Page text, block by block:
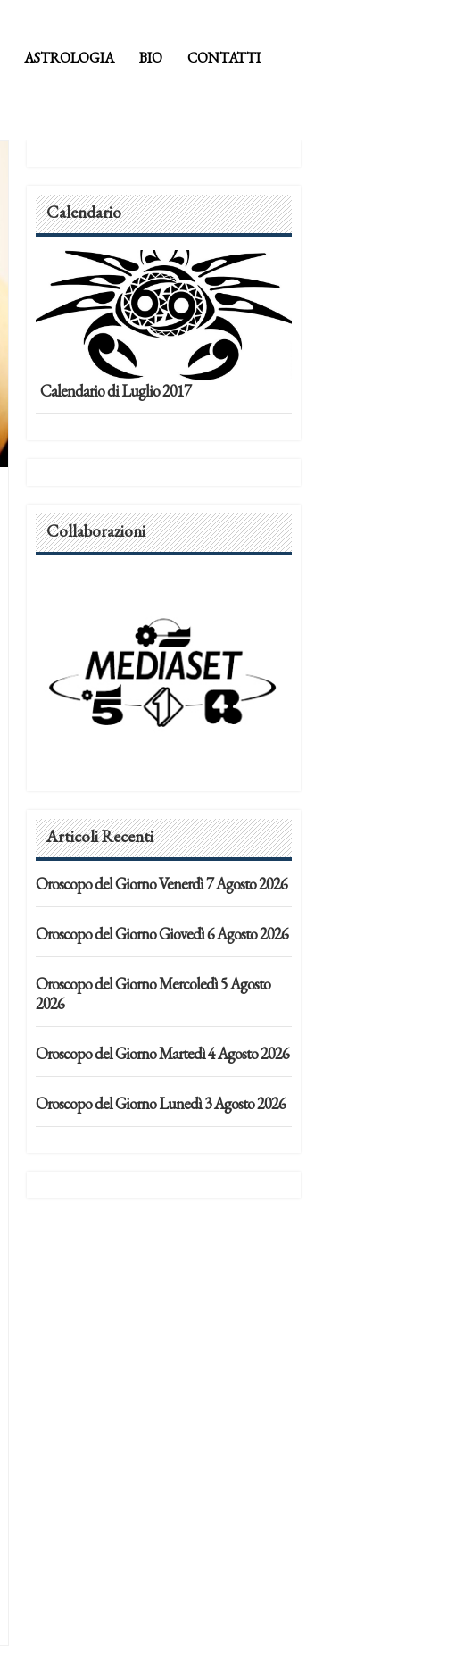
ASTROLOGIA BIO CONTATTI
Calendario
Calendario di Luglio 2017
Collaborazioni
Articoli Recenti
Oroscopo del Giorno Venerdì 7 Agosto 2026
Oroscopo del Giorno Giovedì 6 Agosto 2026
Oroscopo del Giorno Mercoledì 5 Agosto
2026
Oroscopo del Giorno Martedì 4 Agosto 2026
Oroscopo del Giorno Lunedì 3 Agosto 2026